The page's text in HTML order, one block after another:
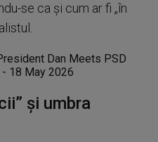
se ca și cum ar fi „în
și umbra